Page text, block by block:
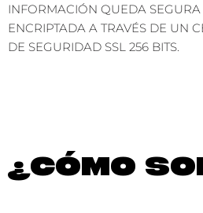
INFORMACIÓN QUEDA SEGURA
ENCRIPTADA A TRAVÉS DE UN
DE SEGURIDAD SSL 256 BITS.
¿CÓMO